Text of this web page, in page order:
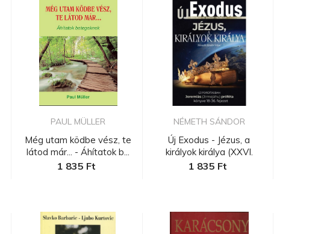
PAUL MÜLLER
Még utam ködbe vész, te
látod már... - Áhítatok b...
1 835 Ft
NÉMETH SÁNDOR
Új Exodus - Jézus, a
királyok királya (XXVI.
évfo...
1 835 Ft